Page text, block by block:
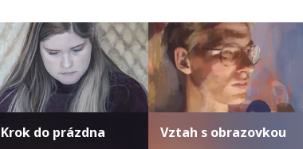
Krok do prázdna Vztah s obrazovkou